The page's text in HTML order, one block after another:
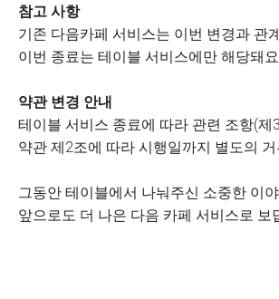
참고 사항
기존 다음카페 서비스는 이번 변경과 관
이번 종료는 테이블 서비스에만 해당돼
약관 변경 안내
테이블 서비스 종료에 따라 관련 조항(
약관 제2조에 따라 시행일까지 별도의
그동안 테이블에서 나눠주신 소중한 이
앞으로도 더 나은 다음 카페 서비스로 보